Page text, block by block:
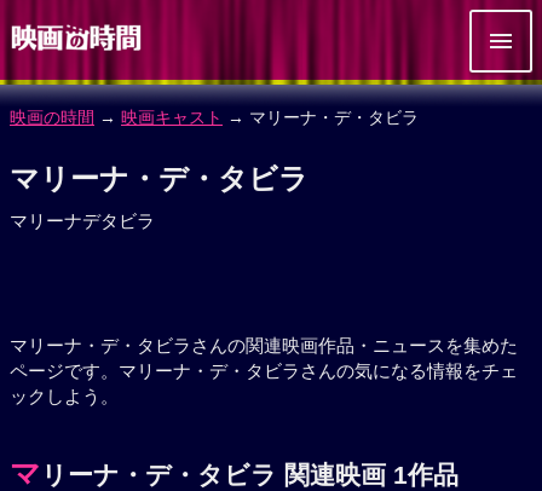
映画の時間 → 映画キャスト → マリーナ・デ・タビラ
マリーナ・デ・タビラ
マリーナデタビラ
マリーナ・デ・タビラさんの関連映画作品・ニュースを集めた
ページです。マリーナ・デ・タビラさんの気になる情報をチェ
ックしよう。
マ リーナ・デ・タビラ 関連映画 1作品